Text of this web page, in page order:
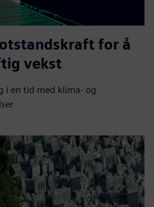
for å
vekst
i en tid med klima- og